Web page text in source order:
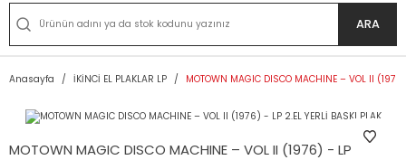
ARA
Anasayfa İKİNCİ EL PLAKLAR LP MOTOWN MAGIC DISCO MACHINE – VOL II
MOTOWN MAGIC DISCO MACHINE – VOL II (1976) - LP 2.EL